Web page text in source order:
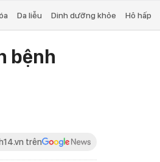
Da liễu Dinh dưỡng khỏe Hô hấp
bệnh
trên